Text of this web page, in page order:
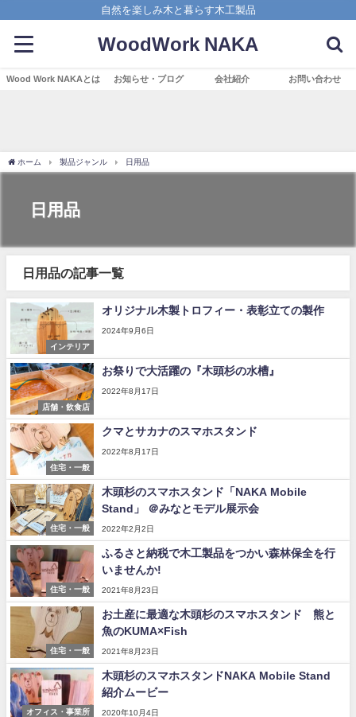
自然を楽しみ木と暮らす木工製品
WoodWork NAKA
Wood Work NAKAとは お知らせ・ブログ 会社紹介 お問い合わせ
ホーム 製品ジャンル 日用品
日用品
日用品の記事一覧
インテリア
オリジナル木製トロフィー・表彰立ての製作
2024年9月6日
店舗・飲食店
お祭りで大活躍の『木頭杉の水槽』
2022年8月17日
住宅・一般
クマとサカナのスマホスタンド
2022年8月17日
住宅・一般
木頭杉のスマホスタンド「NAKA Mobile
Stand」 ＠みなとモデル展示会
2022年2月2日
住宅・一般
ふるさと納税で木工製品をつかい森林保全を行
いませんか!
2021年8月23日
住宅・一般
お土産に最適な木頭杉のスマホスタンド 熊と
魚のKUMA×Fish
2021年8月23日
オフィス・事業所
木頭杉のスマホスタンドNAKA Mobile Stand
紹介ムービー
2020年10月4日